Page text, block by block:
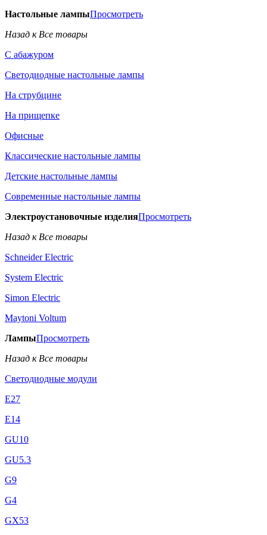
Настольные лампыПросмотреть
Назад к Все товары
С абажуром
Светодиодные настольные лампы
На струбцине
На прищепке
Офисные
Классические настольные лампы
Детские настольные лампы
Современные настольные лампы
Электроустановочные изделияПросмотреть
Назад к Все товары
Schneider Electric
System Electric
Simon Electric
Maytoni Voltum
ЛампыПросмотреть
Назад к Все товары
Светодиодные модули
E27
E14
GU10
GU5.3
G9
G4
GX53